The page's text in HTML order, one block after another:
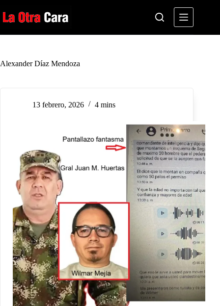
al
contenido
Alexander Díaz Mendoza
13 febrero, 2026 4 mins